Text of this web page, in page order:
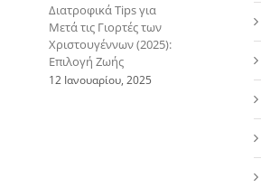
Διατροφικά Tips για
Μετά τις Γιορτές των
Χριστουγέννων (2025):
Επιλογή Ζωής
12 Ιανουαρίου, 2025